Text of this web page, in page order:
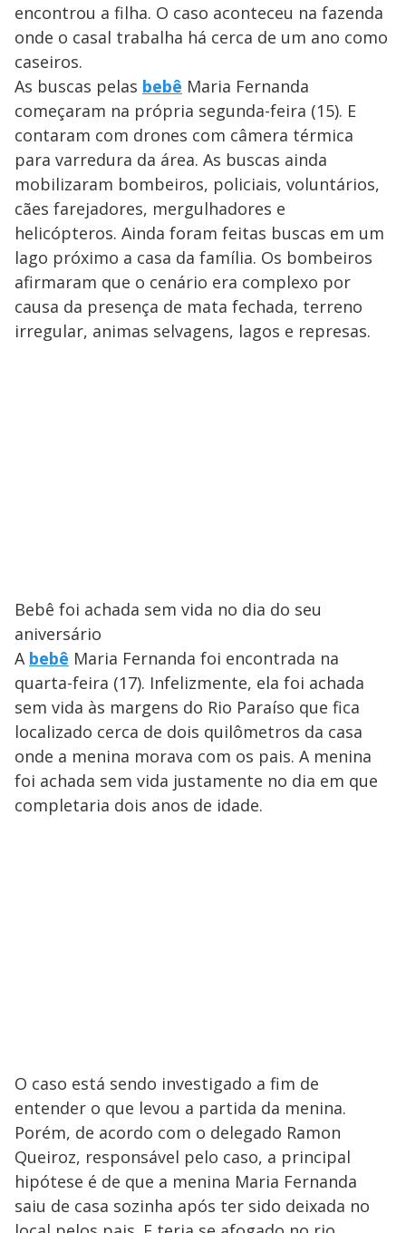
encontrou a filha. O caso aconteceu na fazenda
onde o casal trabalha há cerca de um ano como
caseiros.
As buscas pelas bebê Maria Fernanda
começaram na própria segunda-feira (15). E
contaram com drones com câmera térmica
para varredura da área. As buscas ainda
mobilizaram bombeiros, policiais, voluntários,
cães farejadores, mergulhadores e
helicópteros. Ainda foram feitas buscas em um
lago próximo a casa da família. Os bombeiros
afirmaram que o cenário era complexo por
causa da presença de mata fechada, terreno
irregular, animas selvagens, lagos e represas.
Bebê foi achada sem vida no dia do seu
aniversário
A bebê Maria Fernanda foi encontrada na
quarta-feira (17). Infelizmente, ela foi achada
sem vida às margens do Rio Paraíso que fica
localizado cerca de dois quilômetros da casa
onde a menina morava com os pais. A menina
foi achada sem vida justamente no dia em que
completaria dois anos de idade.
O caso está sendo investigado a fim de
entender o que levou a partida da menina.
Porém, de acordo com o delegado Ramon
Queiroz, responsável pelo caso, a principal
hipótese é de que a menina Maria Fernanda
saiu de casa sozinha após ter sido deixada no